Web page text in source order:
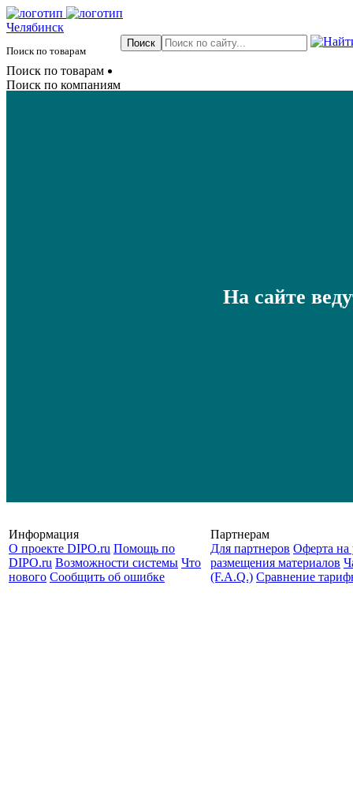
Челябинск
Поиск по товарам
Поиск по товарам
Поиск по компаниям
На сайте
Информация
О проекте DIPO.ru Помощь по
DIPO.ru Возможности системы Что
нового Сообщить об ошибке
Партнерам
Для партнеров Оферта на
размещения материалов
(F.A.Q.) Cравнение